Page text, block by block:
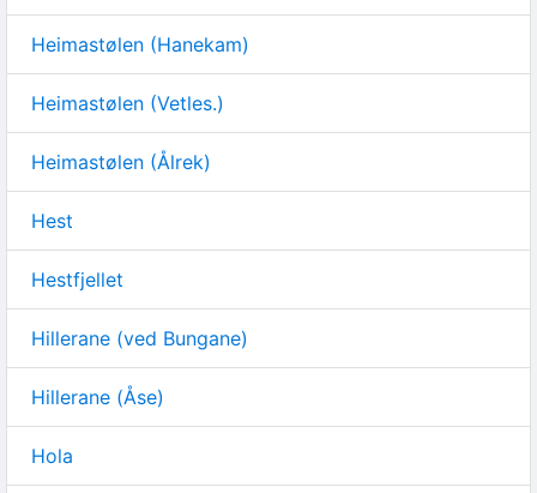
Heimastølen (Hanekam)
Heimastølen (Vetles.)
Heimastølen (Ålrek)
Hest
Hestfjellet
Hillerane (ved Bungane)
Hillerane (Åse)
Hola